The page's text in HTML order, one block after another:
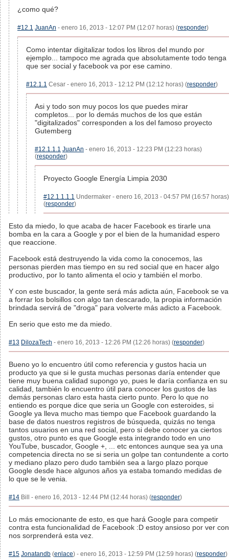
¿como qué?
#12.1 JuanAn - enero 16, 2013 - 12:07 PM (12:07 horas) (responder)
Como intentar digitalizar todos los libros del mundo por
ejemplo... tampoco me agrada que absolutamente todo tenga
que ser social y facebook va por ese camino.
#12.1.1 Cesar - enero 16, 2013 - 12:12 PM (12:12 horas) (responder)
Asi y todo son muy pocos los que puedes mirar
completos... por lo demás muchos de los que están
"digitalizados" corresponden a los del famoso proyecto
Gutemberg
#12.1.1.1 JuanAn - enero 16, 2013 - 12:23 PM (12:23 horas)
(responder)
Proyecto Google Energía Limpia 2030
#12.1.1.1.1 Undermaker - enero 16, 2013 - 04:57 PM (16:57 horas)
(responder)
Esto da miedo, lo que acaba de hacer Facebook es tirarle una
bomba en la cara a Google y por el bien de la humanidad espero
que reaccione.
Facebook está destruyendo la vida como la conocemos, las
personas pierden mas tiempo en su red social que en hacer algo
productivo, por lo tanto alimenta el ocio y también el morbo.
Y con este buscador, la gente será más adicta aún, Facebook se va
a forrar los bolsillos con algo tan descarado, la propia información
brindada servirá de "droga" para volverte más adicto a Facebook.
En serio que esto me da miedo.
#13 DilozaTech - enero 16, 2013 - 12:26 PM (12:26 horas) (responder)
Bueno yo lo encuentro útil como referencia y gustos hacia un
producto ya que si le gusta muchas personas daría entender que
tiene muy buena calidad supongo yo, pues le daría confianza en su
calidad, también lo encuentro útil para conocer los gustos de las
demás personas claro esta hasta cierto punto. Pero lo que no
entiendo es porque dice que seria un Google con esteroides, si
Google ya lleva mucho mas tiempo que Facebook guardando la
base de datos nuestros registros de búsqueda, quizás no tenga
tantos usuarios en una red social, pero si debe conocer ya ciertos
gustos, otro punto es que Google esta integrando todo en uno
YouTube, buscador, Google +, ... etc entonces aunque sea ya una
competencia directa no se si seria un golpe tan contundente a corto
y mediano plazo pero dudo también sea a largo plazo porque
Google desde hace algunos años ya estaba tomando medidas de
lo que se le venia.
#14 Bill - enero 16, 2013 - 12:44 PM (12:44 horas) (responder)
Lo más emocionante de esto, es que hará Google para competir
contra esta funcionalidad de Facebook :D estoy ansioso por ver con
nos sorprenderá esta vez.
#15 Jonatandb (enlace) - enero 16, 2013 - 12:59 PM (12:59 horas) (responder)